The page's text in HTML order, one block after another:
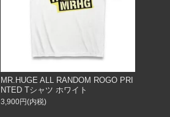
MR.HUGE ALL RANDOM ROGO PRI
NTED Tシャツ ホワイト
3,900円(内税)